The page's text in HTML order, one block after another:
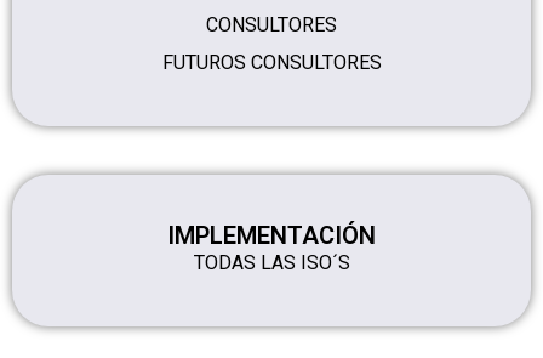
CONSULTORES
FUTUROS CONSULTORES
IMPLEMENTACIÓN
TODAS LAS ISO´S